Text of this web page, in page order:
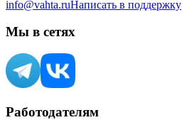
info@vahta.ruНаписать в поддержку
Мы в сетях
Работодателям